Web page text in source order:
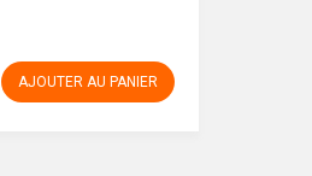
AJOUTER AU PANIER